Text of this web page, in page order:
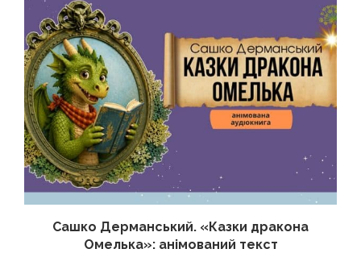
Сашко Дерманський. «Казки дракона
Омелька»: анімований текст